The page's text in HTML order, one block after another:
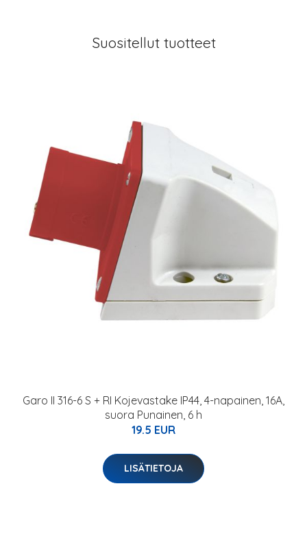
Suositellut tuotteet
Garo II 316-6 S + RI Kojevastake IP44, 4-napainen, 16A,
suora Punainen, 6 h
19.5 EUR
LISÄTIETOJA